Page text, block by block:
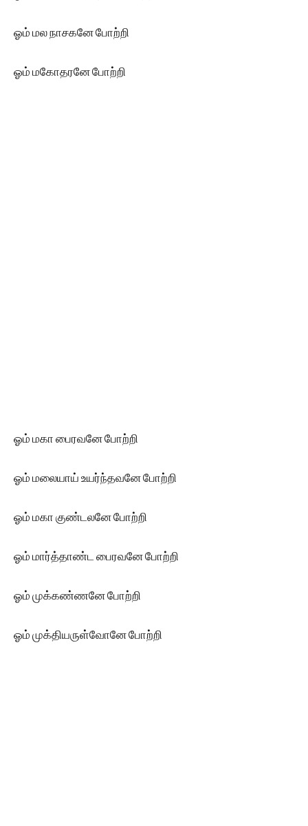
ஓம் மல நாசகனே போற்றி
ஓம் மகோதரனே போற்றி
ஓம் மகா பைரவனே போற்றி
ஓம் மலையாய் உயர்ந்தவனே போற்றி
ஓம் மகா குண்டலனே போற்றி
ஓம் மார்த்தாண்ட பைரவனே போற்றி
ஓம் முக்கண்ணனே போற்றி
ஓம் முக்தியருள்வோனே போற்றி